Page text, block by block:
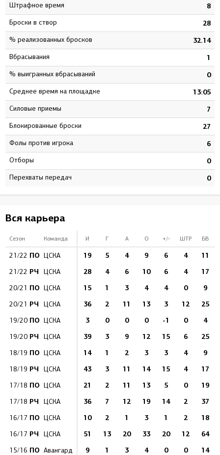
штрафное время 8
Броски в створ 28
% реализованных бросков 32.14
Вбрасывания 1
% выигранных вбрасываний 0
Среднее время на площадке 13:05
Силовые приемы 7
Блокированные броски 27
Фолы против игрока 6
Отборы 0
Перехваты передач 0
Вся карьера
Сезон Команда И Г А О +/- ШТР БВ
21/22 ПО ЦСКА 19 5 4 9 6 4 11
21/22 РЧ ЦСКА 28 4 6 10 6 4 17
20/21 ПО ЦСКА 15 1 3 4 4 0 9
20/21 РЧ ЦСКА 36 2 11 13 3 12 25
19/20 ПО ЦСКА 3 0 0 0 -1 0 4
19/20 РЧ ЦСКА 39 3 9 12 15 6 25
18/19 ПО ЦСКА 14 1 2 3 3 4 9
18/19 РЧ ЦСКА 43 3 11 14 15 4 17
17/18 ПО ЦСКА 21 2 11 13 5 0 19
17/18 РЧ ЦСКА 36 7 12 19 14 2 37
16/17 ПО ЦСКА 10 2 1 3 1 2 18
16/17 РЧ ЦСКА 51 13 20 33 20 12 64
15/16 ПО Авангард 9 1 3 4 0 0 14